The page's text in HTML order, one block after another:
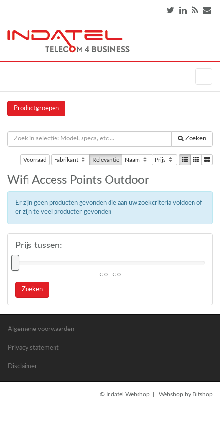
Productgroepen
Zoeken
Voorraad Fabrikant Relevantie Naam Prijs
Wifi Access Points Outdoor
Er zijn geen producten gevonden die aan uw zoekcriteria voldoen of
er zijn te veel producten gevonden
Prijs tussen:
€ 0 - € 0
Zoeken
Algemene voorwaarden
Privacy statement
Disclaimer
© Indatel Webshop | Webshop by Bitshop